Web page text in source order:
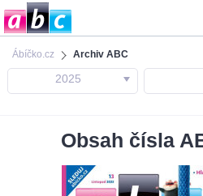
Ábíčko.cz Archiv ABC
2025
Obsah čísla